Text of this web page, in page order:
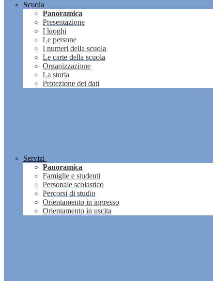
Scuola
Panoramica
Presentazione
I luoghi
Le persone
I numeri della scuola
Le carte della scuola
Organizzazione
La storia
Protezione dei dati
Servizi
Panoramica
Famiglie e studenti
Personale scolastico
Percorsi di studio
Orientamento in ingresso
Orientamento in uscita